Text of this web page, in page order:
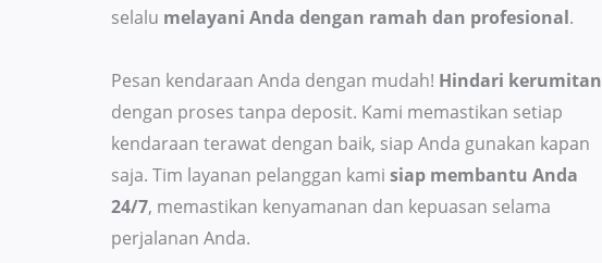
selalu melayani Anda dengan ramah dan profesional.
Pesan kendaraan Anda dengan mudah! Hindari kerumitan
dengan proses tanpa deposit. Kami memastikan setiap
kendaraan terawat dengan baik, siap Anda gunakan kapan
saja. Tim layanan pelanggan kami siap membantu Anda
24/7, memastikan kenyamanan dan kepuasan selama
perjalanan Anda.